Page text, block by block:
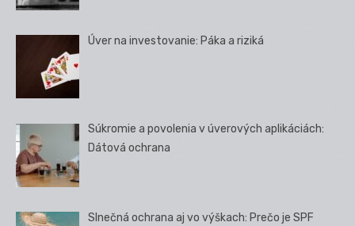
Úver na investovanie: Páka a riziká
Súkromie a povolenia v úverových aplikáciách:
Dátová ochrana
Slnečná ochrana aj vo výškach: Prečo je SPF